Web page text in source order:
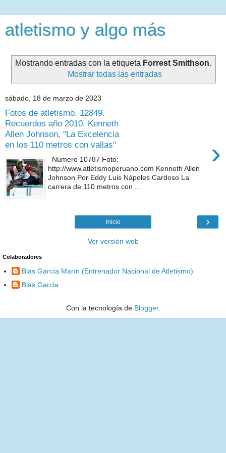
atletismo y algo más
Mostrando entradas con la etiqueta Forrest Smithson.
Mostrar todas las entradas
sábado, 18 de marzo de 2023
Fotos de atletismo. 12849.
Recuerdos año 2010. Kenneth
Allen Johnson, "La Excelencia
en los 110 metros con vallas"
›
Número 10787 Foto:
http://www.atletismoperuano.com Kenneth Allen
Johnson Por Eddy Luis Nápoles Cardoso La
carrera de 110 metros con ...
›
Inicio
Ver versión web
Colaboradores
Blas García Marín (Entrenador Nacional de Atletismo)
Blas Garcia
Con la tecnología de Blogger.